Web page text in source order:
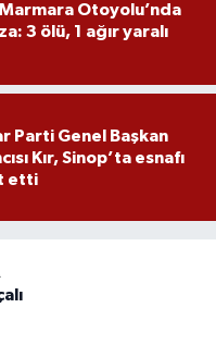
Otoyolu’nda
3 ölü, 1 ağır yaralı
Parti Genel Başkan
Kır, Sinop’ta esnafı
etti